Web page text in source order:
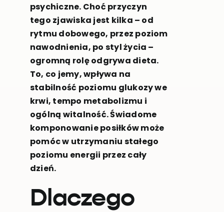
psychiczne. Choć przyczyn
tego zjawiska jest kilka – od
rytmu dobowego, przez poziom
nawodnienia, po styl życia –
ogromną rolę odgrywa dieta.
To, co jemy, wpływa na
stabilność poziomu glukozy we
krwi, tempo metabolizmu i
ogólną witalność. Świadome
komponowanie posiłków może
pomóc w utrzymaniu stałego
poziomu energii przez cały
dzień.
Dlaczego